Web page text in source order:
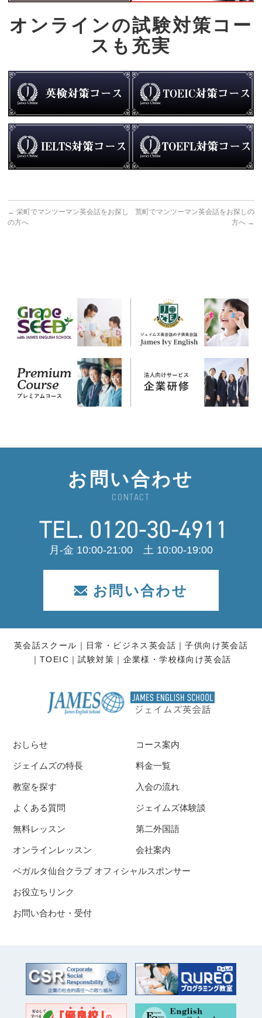
オンラインの試験対策コー
スも充実
← 栄町でマンツーマン英会話をお探し
の方へ
荒町でマンツーマン英会話をお探しの
方へ →
お問い合わせ
CONTACT
月-金 10:00-21:00 土 10:00-19:00
お問い合わせ
英会話スクール 日常・ビジネス英会話
子供向け英会話
TOEIC
試験対策 企業様・学校様向け英会話
おしらせ
ジェイムズの特長
教室を探す
コース案内
料金一覧
入会の流れ
よくある質問
無料レッスン
オンラインレッスン
ジェイムズ体験談
第二外国語
会社案内
ベガルタ仙台クラブ オフィシャルスポンサー
お役立ちリンク
お問い合わせ・受付